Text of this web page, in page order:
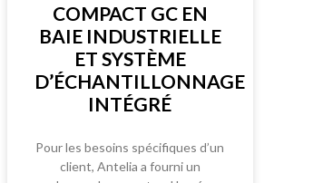
COMPACT GC EN
BAIE INDUSTRIELLE
ET SYSTÈME
D’ÉCHANTILLONNAGE
INTÉGRÉ
Pour les besoins spécifiques d’un
client, Antelia a fourni un